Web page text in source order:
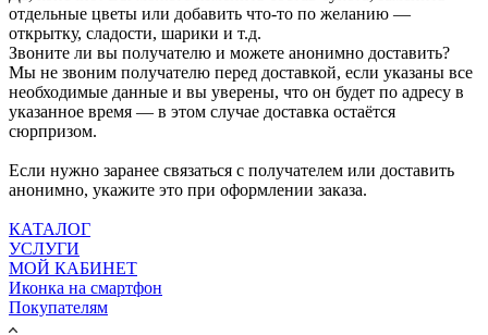
отдельные цветы или добавить что-то по желанию —
открытку, сладости, шарики и т.д.
Звоните ли вы получателю и можете анонимно доставить?
Мы не звоним получателю перед доставкой, если указаны все
необходимые данные и вы уверены, что он будет по адресу в
указанное время — в этом случае доставка остаётся
сюрпризом.
Если нужно заранее связаться с получателем или доставить
анонимно, укажите это при оформлении заказа.
КАТАЛОГ
УСЛУГИ
МОЙ КАБИНЕТ
Иконка на смартфон
Покупателям